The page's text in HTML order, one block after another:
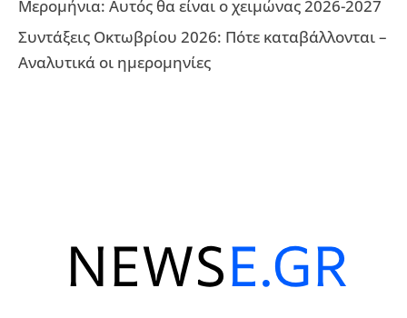
Μερομήνια: Αυτός θα είναι ο χειμώνας 2026-2027
Συντάξεις Οκτωβρίου 2026: Πότε καταβάλλονται –
Αναλυτικά οι ημερομηνίες